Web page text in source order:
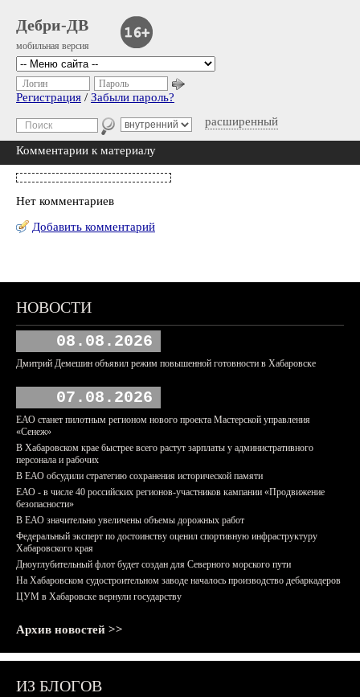
Дебри-ДВ
мобильная версия
расширенный
Логин Пароль
Регистрация / Забыли пароль?
Комментарии к материалу
Нет комментариев
Добавить комментарий
НОВОСТИ
08.08.2026
Дмитрий Демешин объявил режим повышенной готовности в Хабаровске
07.08.2026
ЕАО станет пилотным регионом нового проекта Мастерской управления
«Сенеж»
В Хабаровском крае быстрее всего растут зарплаты у административного
персонала и рабочих
В ЕАО обсудили стратегию сохранения исторической памяти
ЕАО - в числе 40 российских регионов-участников кампании «Продвижение
безопасности»
В ЕАО значительно увеличены объемы дорожных работ
Федеральный эксперт по достоинству оценил спортивную инфраструктуру
Хабаровского края
Дноуглубительный флот будет создан для Северного морского пути
На Хабаровском судостроительном заводе началось производство дебаркадеров
ЦУМ в Хабаровске вернули государству
Архив новостей >>
ИЗ БЛОГОВ